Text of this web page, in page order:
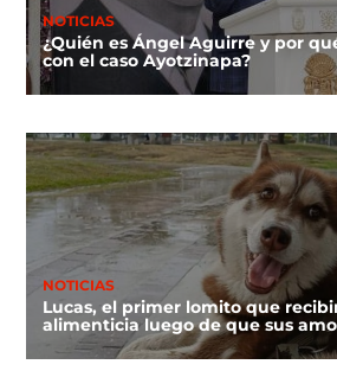
NOTICIAS
¿Quién es Ángel Aguirre y por
con el caso Ayotzinapa?
NOTICIAS
Lucas, el primer lomito que
alimenticia luego de que sus